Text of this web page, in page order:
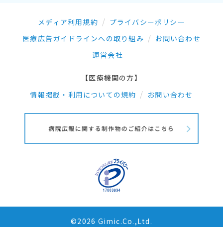
メディア利用規約
プライバシーポリシー
医療広告ガイドラインへの取り組み
お問い合わせ
運営会社
【医療機関の方】
情報掲載・利用についての規約
お問い合わせ
©2026 Gimic.Co.,Ltd.